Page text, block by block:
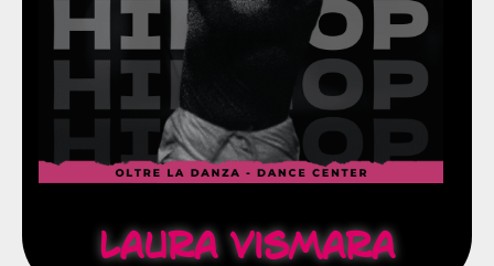
Laura Vismara
Hip Hop
Fin da piccola si dedica con grande passione all'
Hip hop sia old school che new school,
partecipando e vincendo gare provinciali, regionali